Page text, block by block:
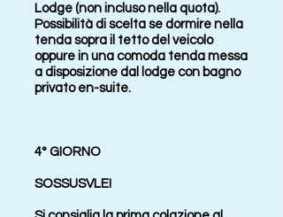
Lodge (non incluso nella quota).
Possibilità di scelta se dormire nella
tenda sopra il tetto del veicolo
oppure in una comoda tenda messa
a disposizione dal lodge con bagno
privato en-suite.
4° GIORNO
SOSSUSVLEI